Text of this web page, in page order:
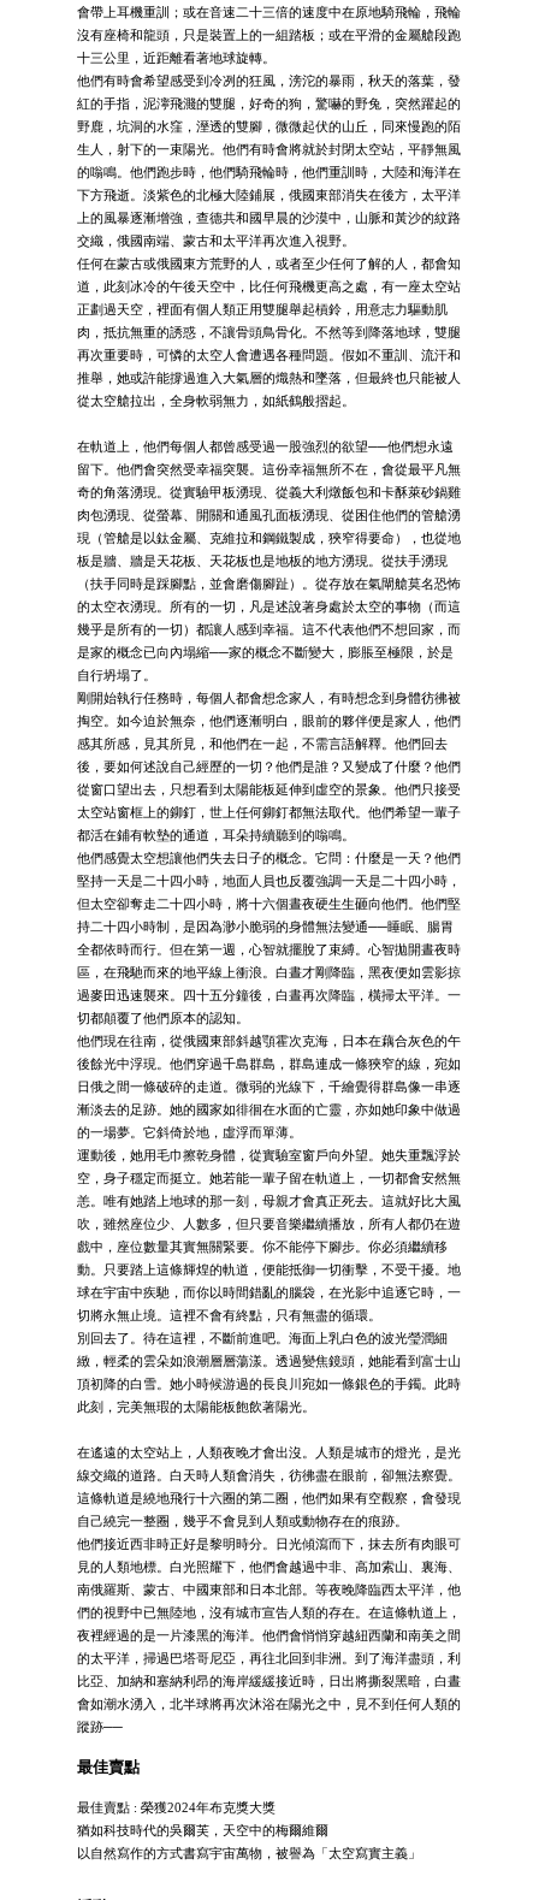
會帶上耳機重訓；或在音速二十三倍的速度中在原地騎飛輪，飛輪
沒有座椅和龍頭，只是裝置上的一組踏板；或在平滑的金屬艙段跑
十三公里，近距離看著地球旋轉。
他們有時會希望感受到冷冽的狂風，滂沱的暴雨，秋天的落葉，發
紅的手指，泥濘飛濺的雙腿，好奇的狗，驚嚇的野兔，突然躍起的
野鹿，坑洞的水窪，溼透的雙腳，微微起伏的山丘，同來慢跑的陌
生人，射下的一束陽光。他們有時會將就於封閉太空站，平靜無風
的嗡鳴。他們跑步時，他們騎飛輪時，他們重訓時，大陸和海洋在
下方飛逝。淡紫色的北極大陸鋪展，俄國東部消失在後方，太平洋
上的風暴逐漸增強，查德共和國早晨的沙漠中，山脈和黃沙的紋路
交織，俄國南端、蒙古和太平洋再次進入視野。
任何在蒙古或俄國東方荒野的人，或者至少任何了解的人，都會知
道，此刻冰冷的午後天空中，比任何飛機更高之處，有一座太空站
正劃過天空，裡面有個人類正用雙腿舉起槓鈴，用意志力驅動肌
肉，抵抗無重的誘惑，不讓骨頭鳥骨化。不然等到降落地球，雙腿
再次重要時，可憐的太空人會遭遇各種問題。假如不重訓、流汗和
推舉，她或許能撐過進入大氣層的熾熱和墜落，但最終也只能被人
從太空艙拉出，全身軟弱無力，如紙鶴般摺起。
在軌道上，他們每個人都曾感受過一股強烈的欲望──他們想永遠
留下。他們會突然受幸福突襲。這份幸福無所不在，會從最平凡無
奇的角落湧現。從實驗甲板湧現、從義大利燉飯包和卡酥萊砂鍋雞
肉包湧現、從螢幕、開關和通風孔面板湧現、從困住他們的管艙湧
現（管艙是以鈦金屬、克維拉和鋼鐵製成，狹窄得要命），也從地
板是牆、牆是天花板、天花板也是地板的地方湧現。從扶手湧現
（扶手同時是踩腳點，並會磨傷腳趾）。從存放在氣閘艙莫名恐怖
的太空衣湧現。所有的一切，凡是述說著身處於太空的事物（而這
幾乎是所有的一切）都讓人感到幸福。這不代表他們不想回家，而
是家的概念已向內塌縮──家的概念不斷變大，膨脹至極限，於是
自行坍塌了。
剛開始執行任務時，每個人都會想念家人，有時想念到身體彷彿被
掏空。如今迫於無奈，他們逐漸明白，眼前的夥伴便是家人，他們
感其所感，見其所見，和他們在一起，不需言語解釋。他們回去
後，要如何述說自己經歷的一切？他們是誰？又變成了什麼？他們
從窗口望出去，只想看到太陽能板延伸到虛空的景象。他們只接受
太空站窗框上的鉚釘，世上任何鉚釘都無法取代。他們希望一輩子
都活在鋪有軟墊的通道，耳朵持續聽到的嗡鳴。
他們感覺太空想讓他們失去日子的概念。它問：什麼是一天？他們
堅持一天是二十四小時，地面人員也反覆強調一天是二十四小時，
但太空卻奪走二十四小時，將十六個晝夜硬生生砸向他們。他們堅
持二十四小時制，是因為渺小脆弱的身體無法變通──睡眠、腸胃
全都依時而行。但在第一週，心智就擺脫了束縛。心智拋開晝夜時
區，在飛馳而來的地平線上衝浪。白晝才剛降臨，黑夜便如雲影掠
過麥田迅速襲來。四十五分鐘後，白晝再次降臨，橫掃太平洋。一
切都顛覆了他們原本的認知。
他們現在往南，從俄國東部斜越顎霍次克海，日本在藕合灰色的午
後餘光中浮現。他們穿過千島群島，群島連成一條狹窄的線，宛如
日俄之間一條破碎的走道。微弱的光線下，千繪覺得群島像一串逐
漸淡去的足跡。她的國家如徘徊在水面的亡靈，亦如她印象中做過
的一場夢。它斜倚於地，虛浮而單薄。
運動後，她用毛巾擦乾身體，從實驗室窗戶向外望。她失重飄浮於
空，身子穩定而挺立。她若能一輩子留在軌道上，一切都會安然無
恙。唯有她踏上地球的那一刻，母親才會真正死去。這就好比大風
吹，雖然座位少、人數多，但只要音樂繼續播放，所有人都仍在遊
戲中，座位數量其實無關緊要。你不能停下腳步。你必須繼續移
動。只要踏上這條輝煌的軌道，便能抵御一切衝擊，不受干擾。地
球在宇宙中疾馳，而你以時間錯亂的腦袋，在光影中追逐它時，一
切將永無止境。這裡不會有終點，只有無盡的循環。
別回去了。待在這裡，不斷前進吧。海面上乳白色的波光瑩潤細
緻，輕柔的雲朵如浪潮層層蕩漾。透過變焦鏡頭，她能看到富士山
頂初降的白雪。她小時候游過的長良川宛如一條銀色的手鐲。此時
此刻，完美無瑕的太陽能板飽飲著陽光。
在遙遠的太空站上，人類夜晚才會出沒。人類是城市的燈光，是光
線交織的道路。白天時人類會消失，彷彿盡在眼前，卻無法察覺。
這條軌道是繞地飛行十六圈的第二圈，他們如果有空觀察，會發現
自己繞完一整圈，幾乎不會見到人類或動物存在的痕跡。
他們接近西非時正好是黎明時分。日光傾瀉而下，抹去所有肉眼可
見的人類地標。白光照耀下，他們會越過中非、高加索山、裏海、
南俄羅斯、蒙古、中國東部和日本北部。等夜晚降臨西太平洋，他
們的視野中已無陸地，沒有城市宣告人類的存在。在這條軌道上，
夜裡經過的是一片漆黑的海洋。他們會悄悄穿越紐西蘭和南美之間
的太平洋，掃過巴塔哥尼亞，再往北回到非洲。到了海洋盡頭，利
比亞、加納和塞納利昂的海岸緩緩接近時，日出將撕裂黑暗，白晝
會如潮水湧入，北半球將再次沐浴在陽光之中，見不到任何人類的
蹤跡──
最佳賣點
最佳賣點 : 榮獲2024年布克獎大獎
猶如科技時代的吳爾芙，天空中的梅爾維爾
以自然寫作的方式書寫宇宙萬物，被譽為「太空寫實主義」